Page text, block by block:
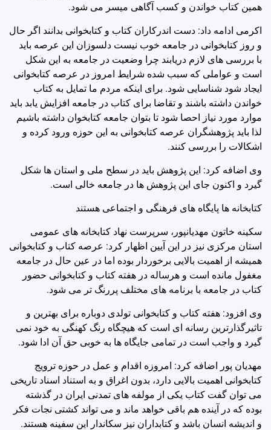
همین کتاب خواندن و کسب آگاهی میسر می شود.
اکرمی ادامه داد: دست اندرکاران کتاب و کتابخوانی بدانند اگر حال
و روز کتابخوانی در جامعه خوب نیست دلسوزان این عرصه باید
با بررسی های لازم دریابند چرا وضعیت در جامعه به این شکل
است و عواملی که سبب شده شرایط امروز در عرصه کتابخوانی
ایجاد شود شناسایی شود. برای اینکه مردم ما تمایل به کتاب
خواندن داشته باشند و تقاضا برای کتاب در جامعه افزایش یابد باید
موارد مورد نیاز احصا شود تا بتوان جامعه کتابخوان داشته باشیم
لذا باید پژوهشگران عرصه کتابخوانی به این حوزه ورود کرده و
اشکالات را بررسی کنند.
وی اضافه کرد: این پژوهش باید در سطح ملی و استان ها شکل
گیرد و اکنون جای این پژوهش ها در جامعه خالی است.
کتابخانه ها پایگاه های فرهنگی و اجتماعی هستند
سکینه خاتون مهدیانپور، سرپرست نهاد کتابخانه های عمومی
استان مرکزی نیز در این آیین اظهار کرد: عرصه کتاب و کتابخوانی
همیشه از اهمیت بالایی برخوردار بوده اما در عین حال در جامعه
مغفول مانده است و هرساله در هفته کتاب و کتابخوانی حضور
کتاب در جامعه با برنامه های مختلف پررنگ تر می شود.
وی افزود: هفته کتاب و کتابخوانی تولدی دوباره برای بهترین و
تاثیرگذارترین رسانه ای است که هیچگاه رنگ کهنگی به خود نمی
گیرد و واجب است در تمامی جایگاه ها به خوبی حق آن ادا شود.
مهدیان پور اضافه کرد: امروزه اقدام و عمل در حوزه ترویج
کتابخوانی اهمیت بالایی دارد، بدون اغراق و به استناد اسناد تاریخی
می توان گفت کتاب یکی از مولفه های تمدنی ایران در گذشته
بوده که در آینده هم باقی خواهد ماند و می تواند کشتی نجات فکر
و اندیشه انسان باشد و کتابداران نیز سکاندار این سفینه هستند.